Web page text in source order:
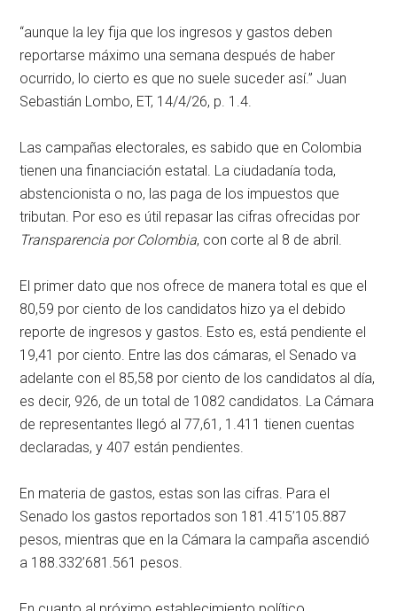
“aunque la ley fija que los ingresos y gastos deben
reportarse máximo una semana después de haber
ocurrido, lo cierto es que no suele suceder así.” Juan
Sebastián Lombo, ET, 14/4/26, p. 1.4.
Las campañas electorales, es sabido que en Colombia
tienen una financiación estatal. La ciudadanía toda,
abstencionista o no, las paga de los impuestos que
tributan. Por eso es útil repasar las cifras ofrecidas por
Transparencia por Colombia, con corte al 8 de abril.
El primer dato que nos ofrece de manera total es que el
80,59 por ciento de los candidatos hizo ya el debido
reporte de ingresos y gastos. Esto es, está pendiente el
19,41 por ciento. Entre las dos cámaras, el Senado va
adelante con el 85,58 por ciento de los candidatos al día,
es decir, 926, de un total de 1082 candidatos. La Cámara
de representantes llegó al 77,61, 1.411 tienen cuentas
declaradas, y 407 están pendientes.
En materia de gastos, estas son las cifras. Para el
Senado los gastos reportados son 181.415’105.887
pesos, mientras que en la Cámara la campaña ascendió
a 188.332’681.561 pesos.